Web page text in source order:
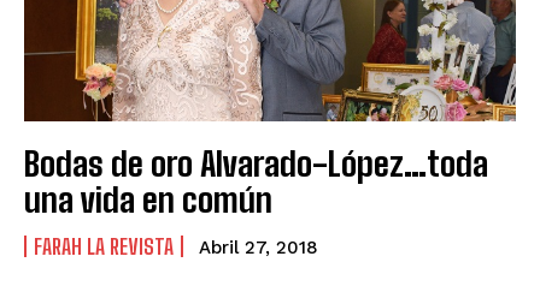
Bodas de oro Alvarado-López…toda
una vida en común
FARAH LA REVISTA Abril 27, 2018